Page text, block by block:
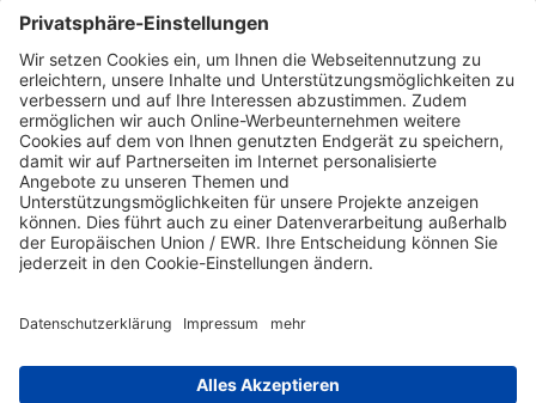
Spendenkonto Diakonisches Werk Berlin-
Brandenburg-schlesische Oberlausitz e.V
Bank für Sozialwirtschaft
IBAN: DE22 3702 0500 0003 2019 00
IBAN kopieren